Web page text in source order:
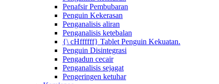
Penafsir Pembubaran
Penguin Kekerasan
Penganalisis aliran
Penganalisis ketebalan
{\ cHffffff} Tablet Penguin Kekuatan.
Penguin Disintegrasi
Pengadun cecair
Penganalisis sejagat
Pengeringen ketuhar